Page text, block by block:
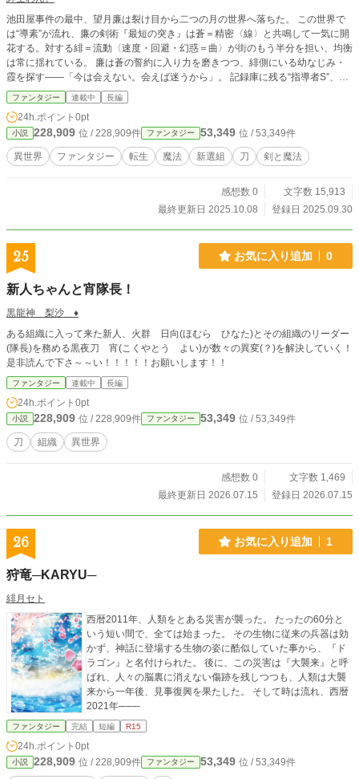
池田屋事件の最中、望月廉は裂け目から二つの月の世界へ落ちた。 この世界で
は“導素”が流れ、廉の剣術『最短の突き』は蒼＝精密〈線〉と共鳴して一気に開
花する。対する緋＝流動〈速度・回避・幻惑＝曲〉が街のもう半分を担い、均衡
は常に揺れている。 廉は蒼の誓約に入り力を磨きつつ、緋側にいる幼なじみ・
霞を探す――「今は会えない。会えば迷うから」。 記録庫に残る“指導者S”、月
潮暦に刻まれた合月（ふたつの月が交じる夜）、街ににじむ薄い紫の影。 誠を
背に、最短で守り、最短で届かせる。凡庸剣士の成長と、切ない師弟対決の序
章。新選組×異世界ファンタジー、開幕。
ファンタジー 連載中 長編
24h.ポイント 0pt
小説 228,909 位 / 228,909件 ファンタジー 53,349 位 / 53,349件
異世界 ファンタジー 転生 魔法 新選組 刀 剣と魔法
感想数 0
文字数 15,913
最終更新日 2025.10.08
登録日 2025.09.30
25 お気に入り追加 0
新人ちゃんと宵隊長！
黒龍神 梨沙＿♦
ある組織に入って来た新人、火群 日向(ほむら ひなた)とその組織のリーダー
(隊長)を務める黒夜刀 宵(こくやとう よい)が数々の異変(？)を解決していく！
是非読んで下さ～～い！！！！！お願いします！！
ファンタジー 連載中 長編
24h.ポイント 0pt
小説 228,909 位 / 228,909件 ファンタジー 53,349 位 / 53,349件
刀 組織 異世界
感想数 0
文字数 1,469
最終更新日 2026.07.15
登録日 2026.07.15
26 お気に入り追加 1
狩竜─KARYU─
緋月セト
西暦2011年、人類をとある災害が襲った。 たったの60分と
いう短い間で、全ては始まった。 その生物に従来の兵器は効
かず、神話に登場する生物の姿に酷似していた事から、『ド
ラゴン』と名付けられた。 後に、この災害は『大襲来』と呼
ばれ、人々の脳裏に消えない傷跡を残しつつも、人類は大襲
来から一年後、見事復興を果たした。 そして時は流れ、西暦
2021年───
ファンタジー 完結 短編 R15
24h.ポイント 0pt
小説 228,909 位 / 228,909件 ファンタジー 53,349 位 / 53,349件